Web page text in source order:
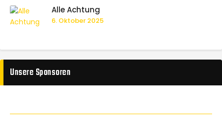
Alle Achtung
6. Oktober 2025
Unsere Sponsoren